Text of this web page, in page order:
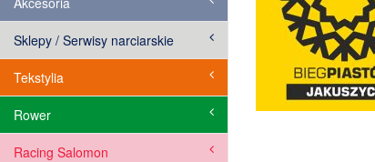
Sklepy / Serwisy narciarskie
Tekstylia
Rower
Racing Salomon